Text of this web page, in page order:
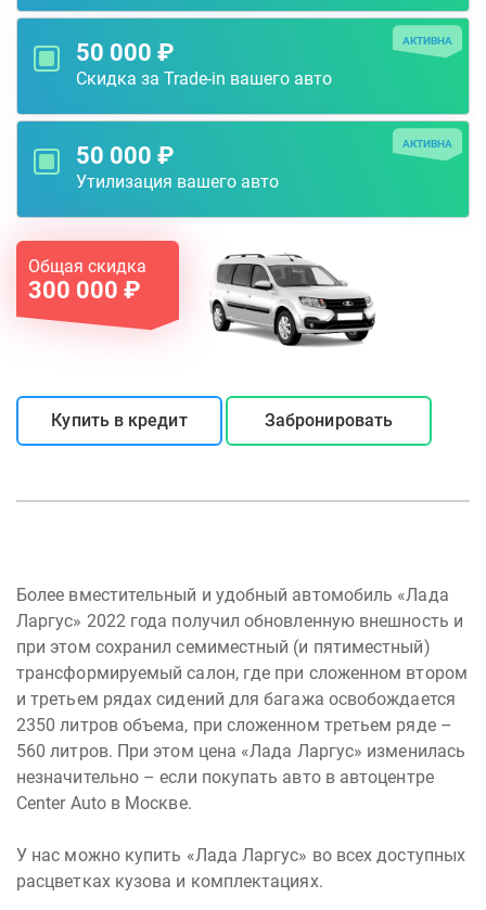
50 000 ₽
Скидка за Trade-in вашего авто
АКТИВНА
50 000 ₽
Утилизация вашего авто
АКТИВНА
Общая скидка
300 000 ₽
Купить в кредит Забронировать
Более вместительный и удобный автомобиль «Лада
Ларгус» 2022 года получил обновленную внешность и
при этом сохранил семиместный (и пятиместный)
трансформируемый салон, где при сложенном втором
и третьем рядах сидений для багажа освобождается
2350 литров объема, при сложенном третьем ряде –
560 литров. При этом цена «Лада Ларгус» изменилась
незначительно – если покупать авто в автоцентре
Center Auto в Москве.
У нас можно купить «Лада Ларгус» во всех доступных
расцветках кузова и комплектациях.